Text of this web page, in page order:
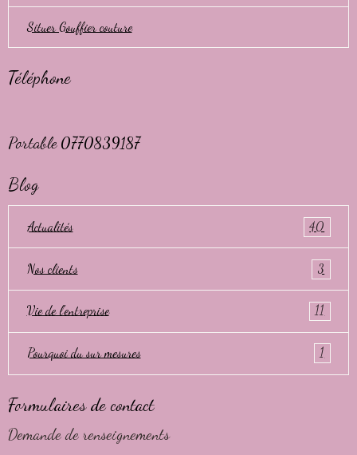
Situer Gouffier couture
Téléphone
Portable 0770839187
Blog
Actualités 40
Nos clients 3
Vie de l'entreprise 11
Pourquoi du sur mesures 1
Formulaires de contact
Demande de renseignements